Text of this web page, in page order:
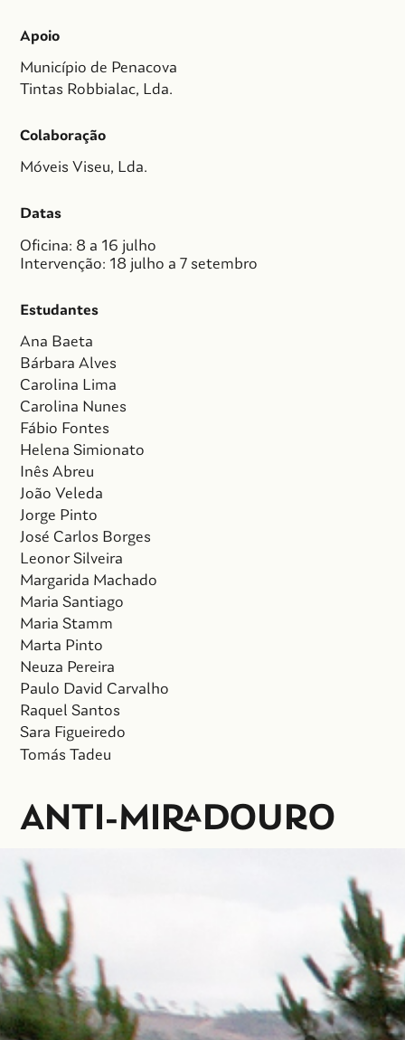
Apoio
Município de Penacova
Tintas Robbialac, Lda.
Colaboração
Móveis Viseu, Lda.
Datas
Oficina: 8 a 16 julho
Intervenção: 18 julho a 7 setembro
Estudantes
Ana Baeta
Bárbara Alves
Carolina Lima
Carolina Nunes
Fábio Fontes
Helena Simionato
Inês Abreu
João Veleda
Jorge Pinto
José Carlos Borges
Leonor Silveira
Margarida Machado
Maria Santiago
Maria Stamm
Marta Pinto
Neuza Pereira
Paulo David Carvalho
Raquel Santos
Sara Figueiredo
Tomás Tadeu
ANTI-MIRADOURO